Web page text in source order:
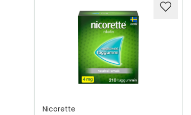
Nicorette